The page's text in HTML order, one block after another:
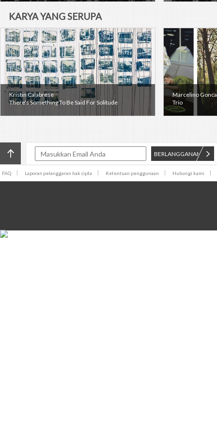
KARYA YANG SERUPA
Kristin Calabrese
There's Something To Be Said For Solitude
Marcelino
Trio
BERLANGGANAN
FAQ Laporan pelanggaran hak cipta Ketentuan penggunaan Hubungi kami